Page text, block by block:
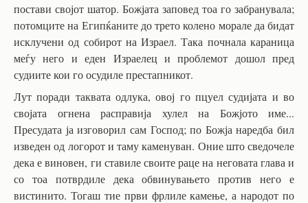
постави својот шатор. Божјата заповед тоа го забранувала;
потомците на Египќаните до трето колено морале да бидат
исклучени од собирот на Израел. Така почнала караница
меѓу него и еден Израелец и проблемот дошол пред
судиите кои го осудиле престапникот.
Лут поради таквата одлука, овој го пцуел судијата и во
својата огнена расправија хулел на Божјото име...
Пресудата ја изговорил сам Господ; по Божја наредба бил
изведен од логорот и таму каменуван. Оние што сведочеле
дека е виновен, ги ставиле своите раце на неговата глава и
со тоа потврдиле дека обвинувањето против него е
вистинито. Тогаш тие први фрлиле камење, а народот по